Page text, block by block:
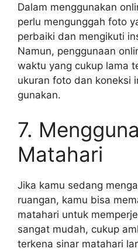
Dalam menggunakan
perlu mengunggah foto
perbaiki dan mengikuti
Namun, penggunaan
waktu yang cukup lama
ukuran foto dan koneksi
gunakan.
7.
Matahari
Jika kamu sedang
ruangan, kamu bisa
matahari untuk
sangat mudah, cukup
terkena sinar matahari